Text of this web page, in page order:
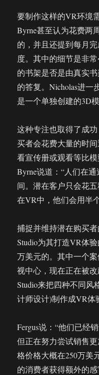
要制作这样的VR环境
Byrne甚至认为花费两
的，并且还提到每月
度。其中的细节是非
的书架是否是由真实
的答复。Nicholas进一
是一个单独创建的3D模
这种专注也取得了成
买者会花费大量的时
看宣传册或观看等比
Byrne说道：“人们在
间。潜在客户只会花
在VR中，他们会用半
捕捉并维持潜在购买
Studio为其打造VR体
万美元的。其中一个
视中心，现在正在被
Studio来把四种不同风
计师设计)制作成VR体
Fergus说：“他们已经
但正在努力尝试销售
格价格大概在250万美
的消费者获得额外的